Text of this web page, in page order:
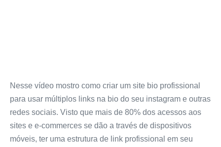
Nesse vídeo mostro como criar um site bio profissional
para usar múltiplos links na bio do seu instagram e outras
redes sociais. Visto que mais de 80% dos acessos aos
sites e e-commerces se dão a través de dispositivos
móveis, ter uma estrutura de link profissional em seu